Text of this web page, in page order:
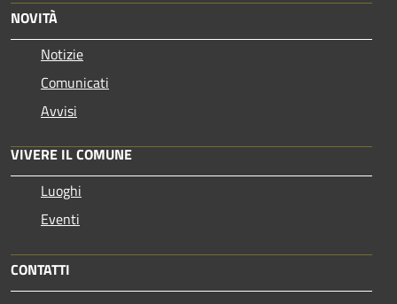
NOVITÀ
Notizie
Comunicati
Avvisi
VIVERE IL COMUNE
Luoghi
Eventi
CONTATTI